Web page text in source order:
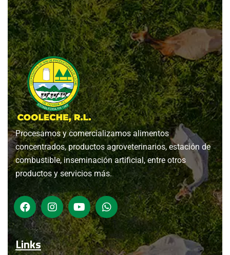
Procesamos y comercializamos alimentos
concentrados, productos agroveterinarios, estación de
combustible, inseminación artificial, entre otros
productos y servicios más.
Links